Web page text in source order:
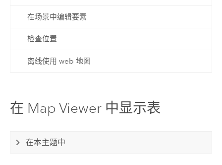
在场景中编辑要素
检查位置
离线使用 web 地图
在 Map Viewer 中显示表
在本主题中